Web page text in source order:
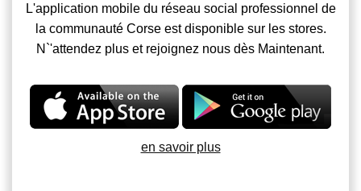
L'application mobile du réseau social professionnel de
la communauté Corse est disponible sur les stores.
N`'attendez plus et rejoignez nous dès Maintenant.
en savoir plus